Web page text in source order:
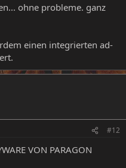
ohne probleme. ganz
einen integrierten ad-
#12
VON PARAGON